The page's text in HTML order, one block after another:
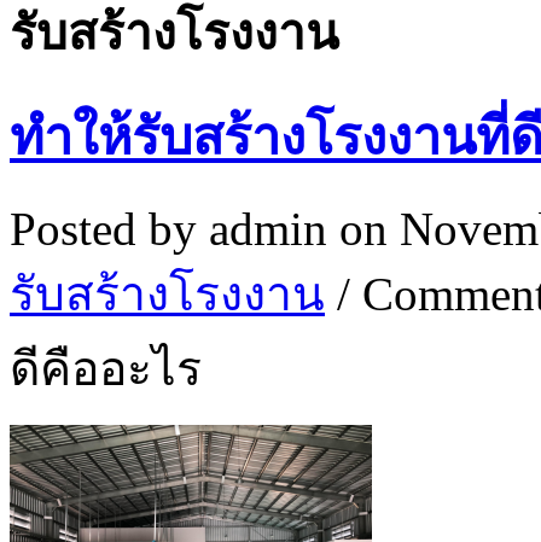
รับสร้างโรงงาน
ทำให้รับสร้างโรงงานที่
Posted by admin on
รับสร้างโรงงาน /
ดีคืออะไร